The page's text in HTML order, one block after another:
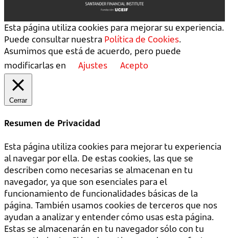
Esta página utiliza cookies para mejorar su experiencia.
Puede consultar nuestra Política de Cookies.
Asumimos que está de acuerdo, pero puede
modificarlas en
Ajustes Acepto
Cerrar
Resumen de Privacidad
Esta página utiliza cookies para mejorar tu experiencia
al navegar por ella. De estas cookies, las que se
describen como necesarias se almacenan en tu
navegador, ya que son esenciales para el
funcionamiento de funcionalidades básicas de la
página. También usamos cookies de terceros que nos
ayudan a analizar y entender cómo usas esta página.
Estas se almacenarán en tu navegador sólo con tu